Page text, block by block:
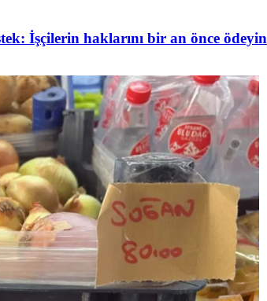
İşçilerin haklarını bir an önce ödeyin